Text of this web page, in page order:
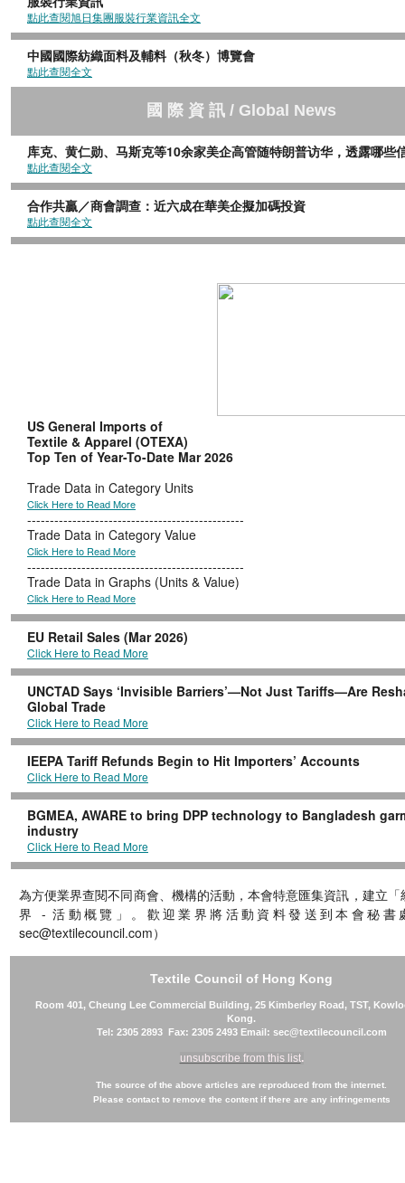
點此查閱旭日集團服裝行業資訊全文
中國國際紡織面料及輔料（秋冬）博覽會
點此查閱全文
國 際 資 訊 / Global News
库克、黄仁勋、马斯克等10余家美企高管随特朗普访华，透露哪些
點此查閱全文
合作共贏／商會調查：近六成在華美企擬加碼投資
點此查閱全文
US General Imports of
Textile & Apparel (OTEXA)
Top Ten of Year-To-Date Mar 2026
Trade Data in Category Units
Click Here to Read More
------------------------------------------------
Trade Data in Category Value
Click Here to Read More
------------------------------------------------
Trade Data in Graphs (Units & Value)
Click Here to Read More
EU Retail Sales (Mar 2026)
Click Here to Read More
UNCTAD Says ‘Invisible Barriers’—Not Just Tariffs—Are
Global Trade
Click Here to Read More
IEEPA Tariff Refunds Begin to Hit Importers’ Accounts
Click Here to Read More
BGMEA, AWARE to bring DPP technology to Bangladesh
industry
Click Here to Read More
為方便業界查閱不同商會、機構的活動，本會特意匯集資訊，建立「
界 - 活動概覽」。歡迎業界將活動資料發送到本會秘
sec@textilecouncil.com）
Textile Council of Hong Kong
Room 401, Cheung Lee Commercial Building, 25 Kimberley Road, TST,
Kong.
Tel: 2305 2893 Fax: 2305 2493 Email: sec@textilecouncil.com
unsubscribe from this list.
The source of the above articles are reproduced from the internet.
Please contact to remove the content if there are any infringements